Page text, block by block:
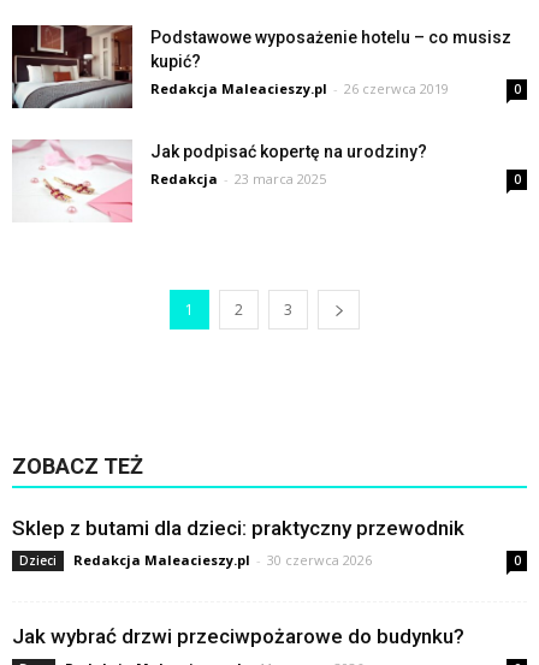
Podstawowe wyposażenie hotelu – co musisz
kupić?
Redakcja Maleacieszy.pl - 26 czerwca 2019 0
Jak podpisać kopertę na urodziny?
Redakcja - 23 marca 2025 0
1 2 3
ZOBACZ TEŻ
Sklep z butami dla dzieci: praktyczny przewodnik
Dzieci Redakcja Maleacieszy.pl - 30 czerwca 2026 0
Jak wybrać drzwi przeciwpożarowe do budynku?